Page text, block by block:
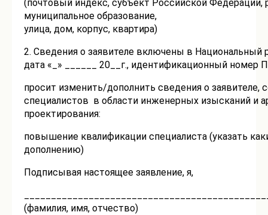
(почтовый индекс, субъект Российской Федерации,
муниципальное образование,
улица, дом, корпус, квартира)
2. Сведения о заявителе включены в Национальный
дата «_» ______ 20__г., идентификационный номер
просит изменить/дополнить сведения о
специалистов в области инженерных изысканий и
проектирования:
повышение квалификации специалиста (указать
дополнению)
Подписывая настоящее заявление, я,
(фамилия, имя, отчество)